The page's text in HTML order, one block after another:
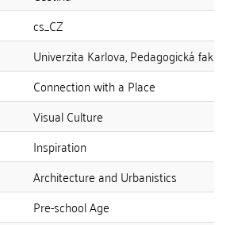
cs_CZ
Univerzita Karlova, Pedagogická
Connection with a Place
Visual Culture
Inspiration
Architecture and Urbanistics
Pre-school Age